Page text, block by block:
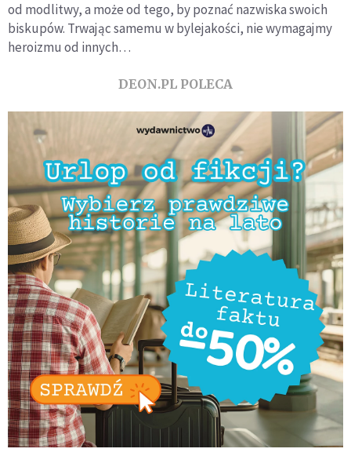
od modlitwy, a może od tego, by poznać nazwiska swoich
biskupów. Trwając samemu w bylejakości, nie wymagajmy
heroizmu od innych…
DEON.PL POLECA